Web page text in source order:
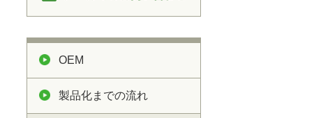
OEM
製品化までの流れ